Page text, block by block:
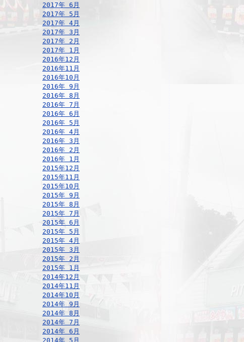
2017年 6月
2017年 5月
2017年 4月
2017年 3月
2017年 2月
2017年 1月
2016年12月
2016年11月
2016年10月
2016年 9月
2016年 8月
2016年 7月
2016年 6月
2016年 5月
2016年 4月
2016年 3月
2016年 2月
2016年 1月
2015年12月
2015年11月
2015年10月
2015年 9月
2015年 8月
2015年 7月
2015年 6月
2015年 5月
2015年 4月
2015年 3月
2015年 2月
2015年 1月
2014年12月
2014年11月
2014年10月
2014年 9月
2014年 8月
2014年 7月
2014年 6月
2014年 5月